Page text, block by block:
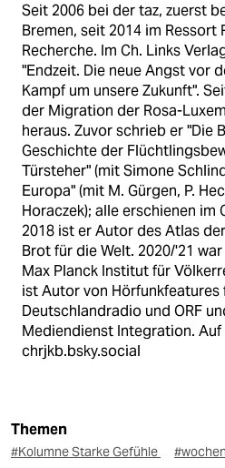
Seit 2006 bei der taz, zuerst
Bremen, seit 2014 im Ressort
Recherche. Im Ch. Links
"Endzeit. Die neue Angst vor
Kampf um unsere Zukunft".
der Migration der Rosa-
heraus. Zuvor schrieb er "Die
Geschichte der
Türsteher" (mit Simone
Europa" (mit M. Gürgen, P.
Horaczek); alle erschienen im
2018 ist er Autor des Atlas
Brot für die Welt. 2020/'21
Max Planck Institut für
ist Autor von Hörfunkfeatures
Deutschlandradio und ORF
Mediendienst Integration. Auf
chrjkb.bsky.social
Themen
#Kolumne Starke Gefühle